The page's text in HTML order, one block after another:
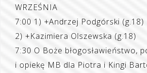
WRZEŚNIA
7:00 1) +Andrzej Podgórski (g.18)
2) +Kazimiera Olszewska (g.18)
7:30 O Boże błogosławieństwo,
i opiekę MB dla Piotra i Kingi